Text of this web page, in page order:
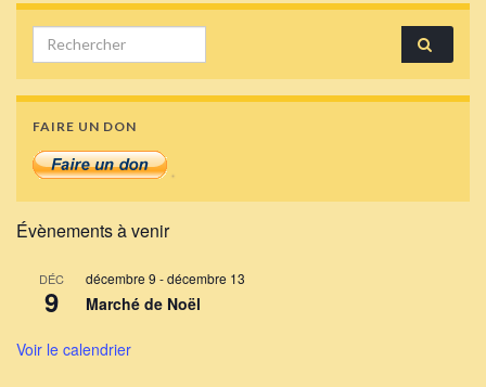
Search for:
FAIRE UN DON
Évènements à venir
DÉC
9
décembre 9 -décembre 13
Marché de Noël
Voir le calendrier